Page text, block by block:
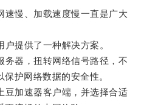
慢、加载速度慢一直是广大
提供了一种解决方案。
器，扭转网络信号路径，不
护网络数据的安全性。
加速器客户端，并选择合适